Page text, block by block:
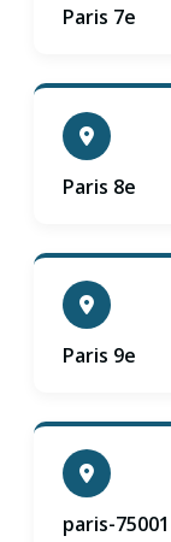
Paris 7e
Paris 8e
Paris 9e
paris-75001